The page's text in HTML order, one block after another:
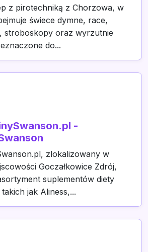
z pirotechniką z Chorzowa, w
świece dymne, race,
stroboskopy oraz wyrzutnie
do...
-
zlokalizowany w
Goczałkowice Zdrój,
suplementów diety
jak Aliness,...